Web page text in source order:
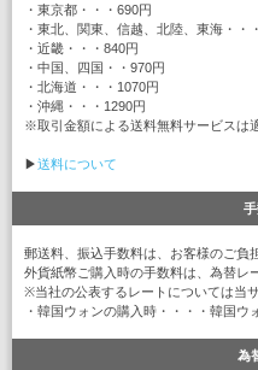
・東京都・・・690円
・東北、関東、信越、北陸、東海・・
・近畿・・・840円
・中国、四国・・970円
・北海道・・・1070円
・沖縄・・・1290円
※取引金額による送料無料サービスは
▶送料について
郵送料、振込手数料は、お客様のご負
外貨紙幣ご購入時の手数料は、為替レ
※当社の公表するレートについては当
・韓国ウォンの購入時・・・・韓国
為